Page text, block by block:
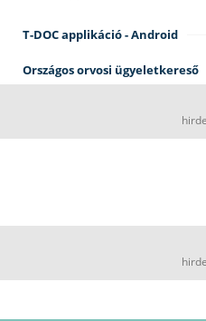
T-DOC applikáció - Android
Országos orvosi ügyeletkereső